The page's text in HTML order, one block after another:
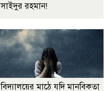
সাইদুর রহমান!
বিদ্যালয়ের মাঠে যদি মানবিকতা